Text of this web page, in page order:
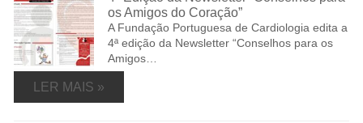
os Amigos do Coração”
A Fundação Portuguesa de Cardiologia edita a
4ª edição da Newsletter “Conselhos para os
Amigos…
LER MAIS »